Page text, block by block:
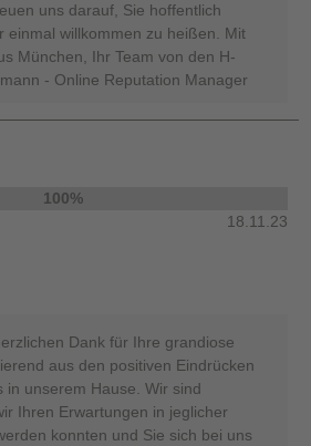
uns darauf, Sie hoffentlich
einmal willkommen zu heißen. Mit
München, Ihr Team von den H-
- Online Reputation Manager
100%
18.11.23
Dank für Ihre grandiose
aus den positiven Eindrücken
in unserem Hause. Wir sind
Ihren Erwartungen in jeglicher
konnten und Sie sich bei uns